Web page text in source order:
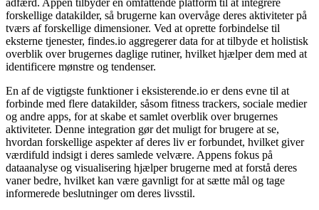
forskellige datakilder, så brugerne kan overvåge deres aktiviteter på
tværs af forskellige dimensioner. Ved at oprette forbindelse til
eksterne tjenester, findes.io aggregerer data for at tilbyde et holistisk
overblik over brugernes daglige rutiner, hvilket hjælper dem med at
identificere mønstre og tendenser.
En af de vigtigste funktioner i eksisterende.io er dens evne til at
forbinde med flere datakilder, såsom fitness trackers, sociale medier
og andre apps, for at skabe et samlet overblik over brugernes
aktiviteter. Denne integration gør det muligt for brugere at se,
hvordan forskellige aspekter af deres liv er forbundet, hvilket giver
værdifuld indsigt i deres samlede velvære. Appens fokus på
dataanalyse og visualisering hjælper brugerne med at forstå deres
vaner bedre, hvilket kan være gavnligt for at sætte mål og tage
informerede beslutninger om deres livsstil.